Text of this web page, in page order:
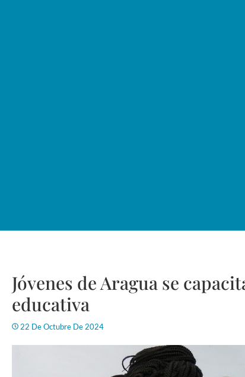
Jóvenes de Aragua se
educativa
22 De Octubre De 2024